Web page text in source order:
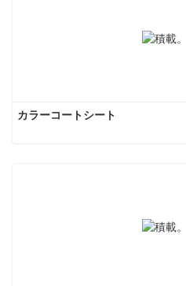
カラーコートシート